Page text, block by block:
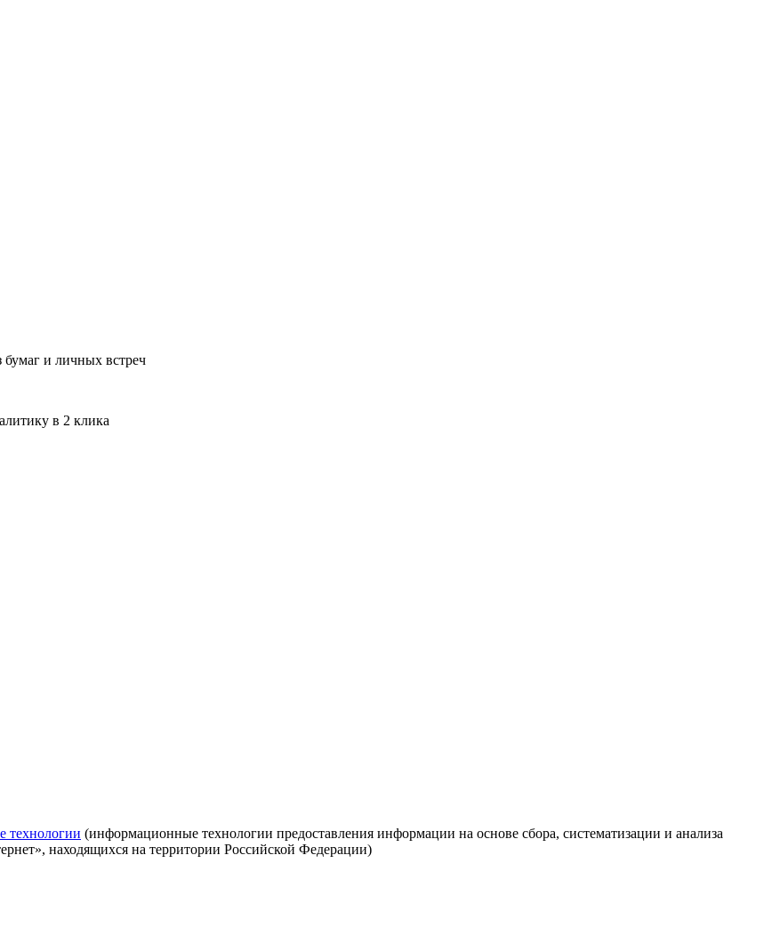
и личных встреч
в 2 клика
технологии (информационные технологии предоставления информации на основе сбора, систематизации и анализа
находящихся на территории Российской Федерации)